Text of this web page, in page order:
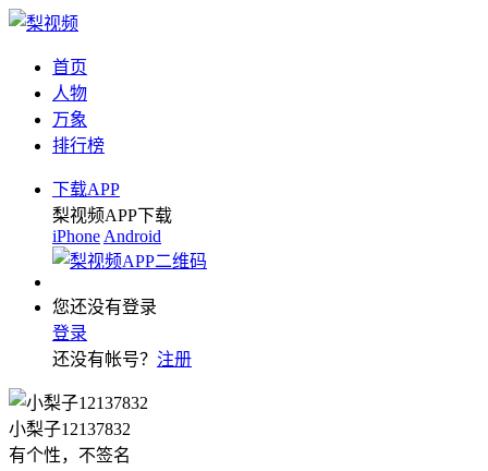
首页
人物
万象
排行榜
下载APP
梨视频APP下载
iPhone Android
您还没有登录
登录
还没有帐号？ 注册
小梨子12137832
有个性，不签名